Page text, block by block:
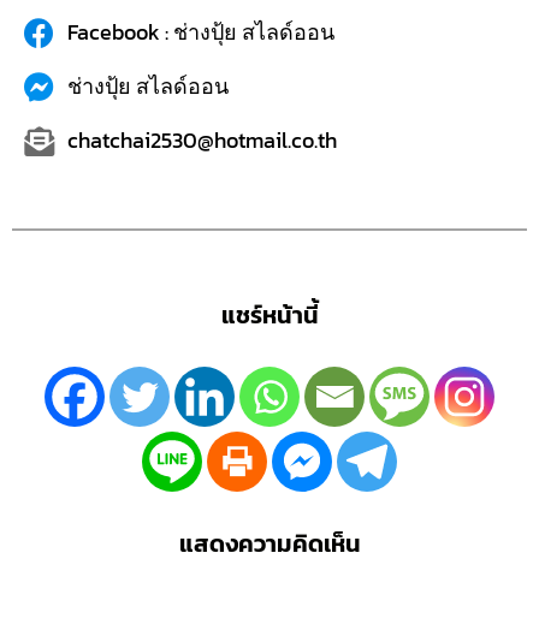
Facebook : ช่างปุ้ย สไลด์ออน
ช่างปุ้ย สไลด์ออน
chatchai2530@hotmail.co.th
แชร์หน้านี้
แสดงความคิดเห็น